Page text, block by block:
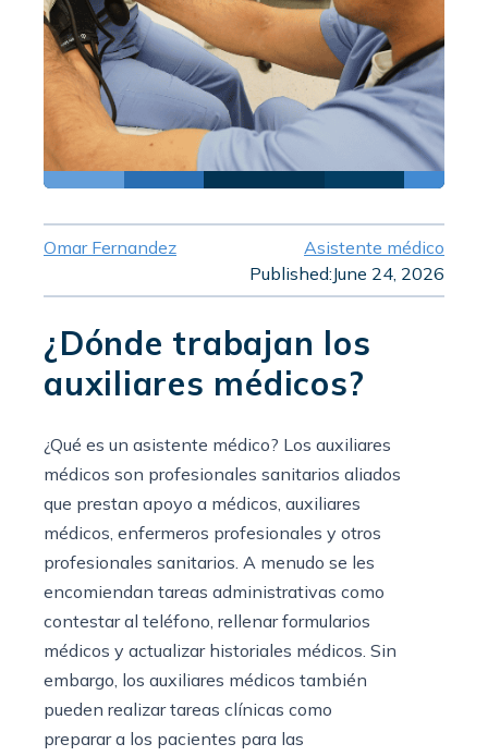
Omar Fernandez
Asistente médico
Published:June 24, 2026
¿Dónde trabajan los
auxiliares médicos?
¿Qué es un asistente médico? Los auxiliares
médicos son profesionales sanitarios aliados
que prestan apoyo a médicos, auxiliares
médicos, enfermeros profesionales y otros
profesionales sanitarios. A menudo se les
encomiendan tareas administrativas como
contestar al teléfono, rellenar formularios
médicos y actualizar historiales médicos. Sin
embargo, los auxiliares médicos también
pueden realizar tareas clínicas como
preparar a los pacientes para las